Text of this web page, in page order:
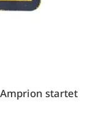
startet